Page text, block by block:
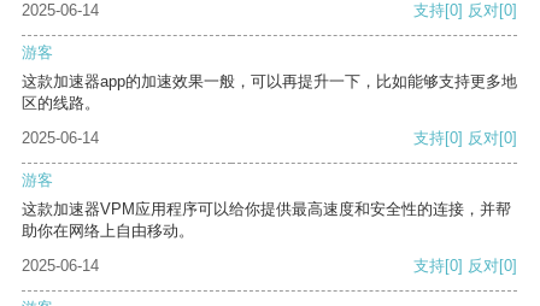
2025-06-14 支持[0] 反对[0]
游客
这款加速器app的加速效果一般，可以再提升一下，比如能够支持更多地
区的线路。
2025-06-14
支持[0] 反对[0]
游客
这款加速器VPM应用程序可以给你提供最高速度和安全性的连接，并帮
助你在网络上自由移动。
2025-06-14
支持[0] 反对[0]